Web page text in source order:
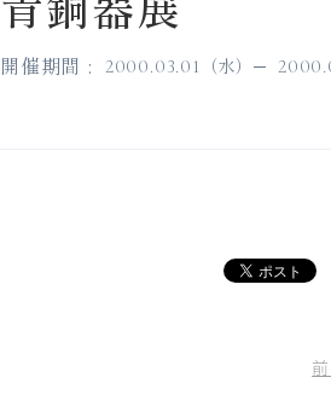
開催期間 2000.03.01 水